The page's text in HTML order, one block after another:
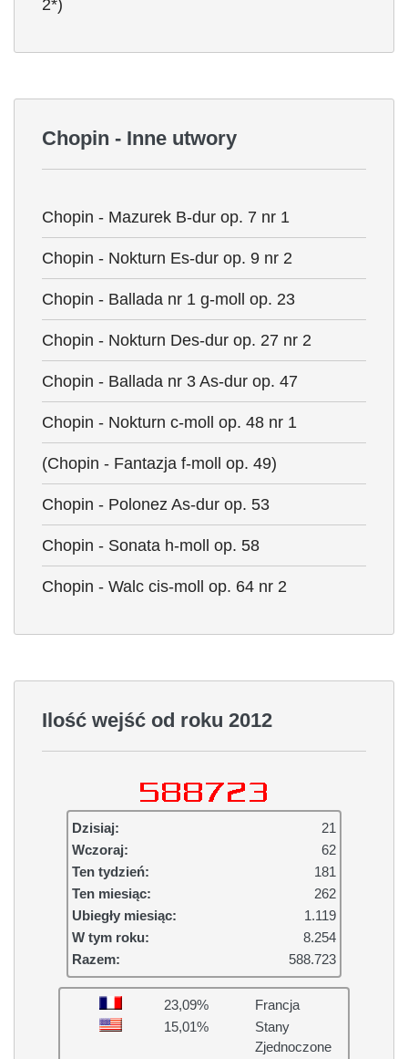
2*)
Chopin - Inne utwory
Chopin - Mazurek B-dur op. 7 nr 1
Chopin - Nokturn Es-dur op. 9 nr 2
Chopin - Ballada nr 1 g-moll op. 23
Chopin - Nokturn Des-dur op. 27 nr 2
Chopin - Ballada nr 3 As-dur op. 47
Chopin - Nokturn c-moll op. 48 nr 1
(Chopin - Fantazja f-moll op. 49)
Chopin - Polonez As-dur op. 53
Chopin - Sonata h-moll op. 58
Chopin - Walc cis-moll op. 64 nr 2
Ilość wejść od roku 2012
Dzisiaj:
21
Wczoraj:
62
Ten tydzień:
181
Ten miesiąc:
262
Ubiegły miesiąc:
1.119
W tym roku:
8.254
Razem:
588.723
23,09%
Francja
15,01%
Stany
Zjednoczone